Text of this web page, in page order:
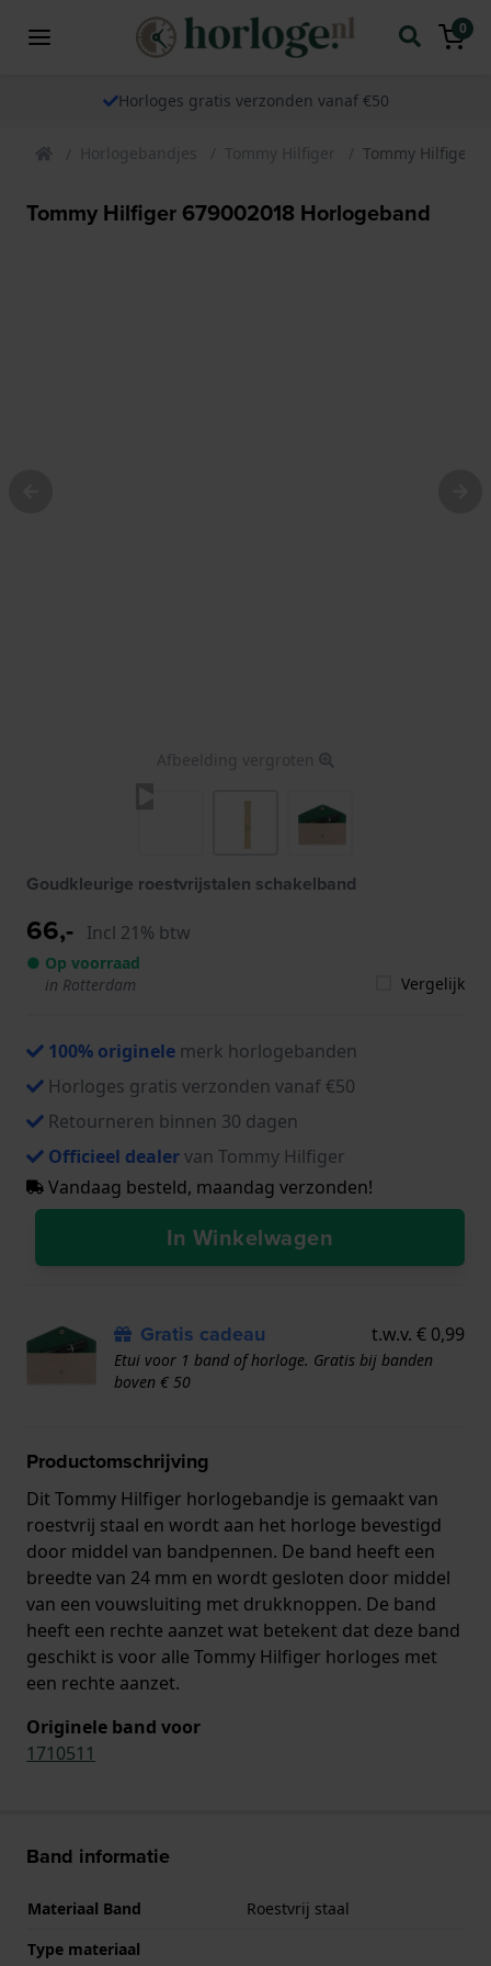
0
Horloges gratis verzonden vanaf €50
Horlogebandjes Tommy Hilfiger Tommy Hilfiger
Tommy Hilfiger 679002018 Horlogeband
Afbeelding vergroten
Goudkleurige roestvrijstalen schakelband
66,- Incl 21% btw
● Op voorraad
in Rotterdam
Vergelijk
100% originele merk horlogebanden
Horloges gratis verzonden vanaf €50
Retourneren binnen 30 dagen
Officieel dealervan Tommy Hilfiger
Vandaag besteld, maandag verzonden!
In Winkelwagen
Gratis cadeau t.w.v. € 0,99
Etui voor 1 band of horloge. Gratis bij banden
boven € 50
Productomschrijving
Dit Tommy Hilfiger horlogebandje is gemaakt van
roestvrij staal en wordt aan het horloge bevestigd
door middel van bandpennen. De band heeft een
breedte van 24 mm en wordt gesloten door middel
van een vouwsluiting met drukknoppen. De band
heeft een rechte aanzet wat betekent dat deze band
geschikt is voor alle Tommy Hilfiger horloges met
een rechte aanzet.
Originele band voor
1710511
Band informatie
Materiaal Band
Roestvrij staal
Type materiaal